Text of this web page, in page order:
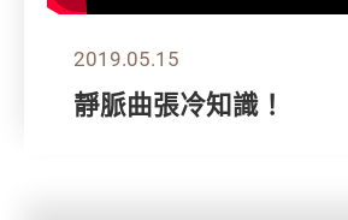
2019.05.15
靜脈曲張冷知識！